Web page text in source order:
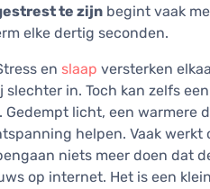
te zijn begint vaak
elke dertig seconden.
en slaap versterken
in. Toch kan zelfs
licht, een warmere
helpen. Vaak werkt
niets meer doen dat
op internet. Het is een